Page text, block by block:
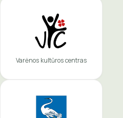
Varėnos kultūros centras